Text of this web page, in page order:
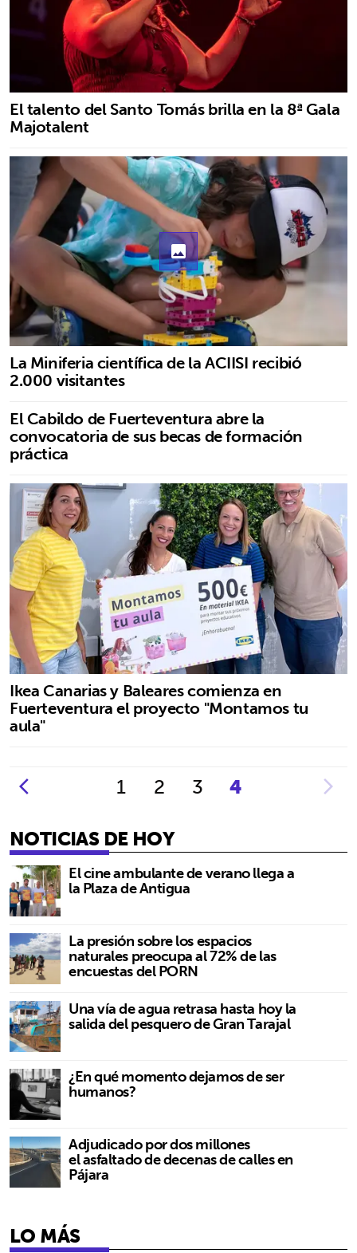
El talento del Santo Tomás brilla en la 8ª Gala
Majotalent
photo
La Miniferia científica de la ACIISI recibió
2.000 visitantes
El Cabildo de Fuerteventura abre la
convocatoria de sus becas de formación
práctica
Ikea Canarias y Baleares comienza en
Fuerteventura el proyecto "Montamos tu
aula"
1 2 3
4
NOTICIAS DE HOY
El cine ambulante de verano llega a
la Plaza de Antigua
La presión sobre los espacios
naturales preocupa al 72% de las
encuestas del PORN
Una vía de agua retrasa hasta hoy la
salida del pesquero de Gran Tarajal
¿En qué momento dejamos de ser
humanos?
Adjudicado por dos millones
el asfaltado de decenas de calles en
Pájara
LO MÁS